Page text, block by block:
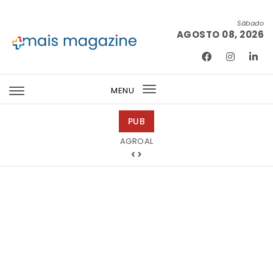
Sábado
AGOSTO 08, 2026
MENU
Toggle
PUB
AGROAL
Tintas 2000